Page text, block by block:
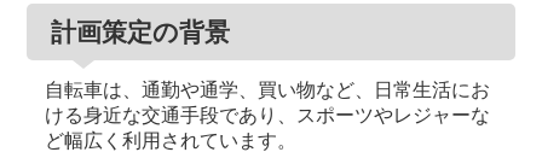
計画策定の背景
自転車は、通勤や通学、買い物など、日常生活にお
ける身近な交通手段であり、スポーツやレジャーな
ど幅広く利用されています。